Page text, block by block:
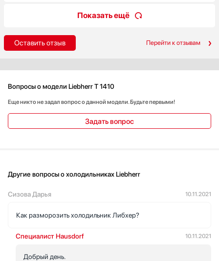
Оставить отзыв
Показать ещё
Перейти к отзывам
Вопросы о модели Liebherr T 1410
Еще никто не задал вопрос о данной модели. Будьте первыми!
Задать вопрос
Другие вопросы о холодильниках Liebherr
Сизова Дарья 10.11.2021
Как разморозить холодильник Либхер?
Специалист Hausdorf 10.11.2021
Добрый день.